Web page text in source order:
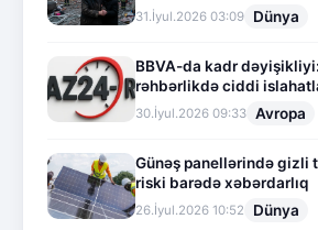
31.İyul.2026 03:09 Dünya
BBVA-da kadr
rəhbərlikdə ciddi
30.İyul.2026 09:33 Avropa
Günəş panellərində gizli
riski barədə xəbərdarlıq
26.İyul.2026 10:52 Dünya